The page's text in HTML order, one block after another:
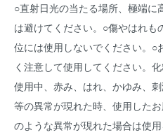
○直射日光の当たる場所、極端に
は避けてください。○傷やはれも
位には使用しないでください。○
く注意して使用してください。
使用中、赤み、はれ、かゆみ、
等の異常が現れた時、使用した
のような異常が現れた場合は使